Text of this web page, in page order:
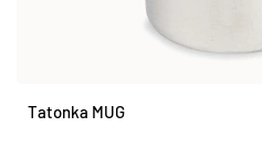
Tatonka MUG